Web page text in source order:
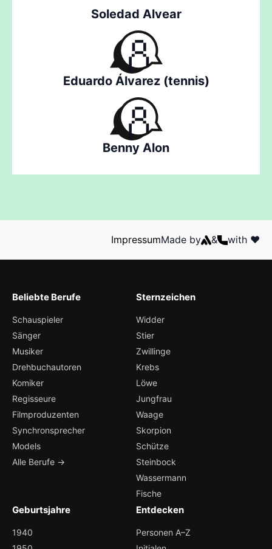
Soledad Alvear
Eduardo Álvarez (tennis)
Benny Alon
ImpressumMade by & with ❤️
Beliebte Berufe
Schauspieler
Sänger
Musiker
Drehbuchautoren
Komiker
Regisseure
Filmproduzenten
Synchronsprecher
Models
Alle Berufe →
Sternzeichen
Widder
Stier
Zwillinge
Krebs
Löwe
Jungfrau
Waage
Skorpion
Schütze
Steinbock
Wassermann
Fische
Geburtsjahre
1940
Entdecken
Personen A–Z